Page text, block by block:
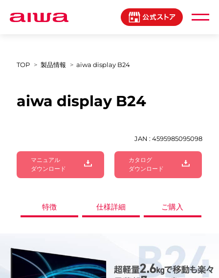
製品登録マイページ
TOP 製品情報 aiwa display B24
JAN : 4595985095098
aiwa display B24
マニュアル
ダウンロード
カタログ
ダウンロード
特徴 仕様詳細 ご購入